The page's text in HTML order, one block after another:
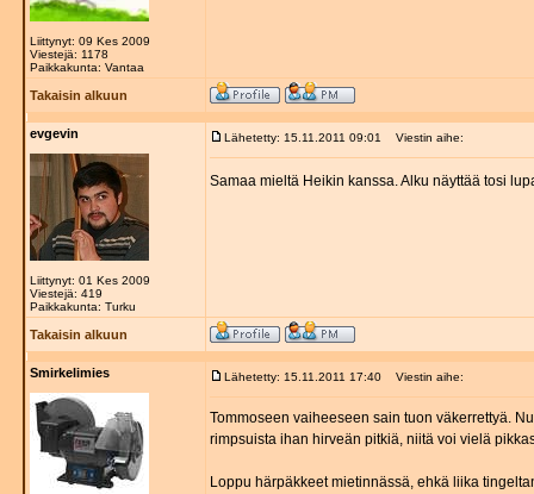
Liittynyt: 09 Kes 2009
Viestejä: 1178
Paikkakunta: Vantaa
Takaisin alkuun
evgevin
Liittynyt: 01 Kes 2009
Viestejä: 419
Paikkakunta: Turku
Lähetetty: 15.11.2011 09:01 Viestin aihe:
Samaa mieltä Heikin kanssa. Alku näyttää tosi
Takaisin alkuun
Smirkelimies Lähetetty: 15.11.2011 17:40 Viestin aihe:
Tommoseen vaiheeseen sain tuon väkerrettyä.
rimpsuista ihan hirveän pitkiä, niitä voi vielä
Loppu härpäkkeet mietinnässä, ehkä liika